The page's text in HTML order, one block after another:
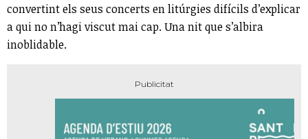
convertint els seus concerts en litúrgies difícils d’explicar
a qui no n’hagi viscut mai cap. Una nit que s’albira
inoblidable.